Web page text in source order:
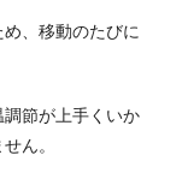
、移動のたびに
節が上手くいか
ん。